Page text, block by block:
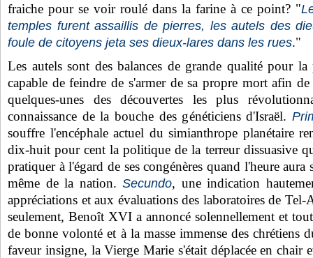
fraiche pour se voir roulé dans la farine à ce point? "
temples furent assaillis de pierres, les autels des
foule de citoyens jeta ses dieux-lares dans les rues."
Les autels sont des balances de grande qualité pour la
capable de feindre de s'armer de sa propre mort afin
quelques-unes des découvertes les plus
connaissance de la bouche des généticiens d'Israël.
souffre l'encéphale actuel du simianthrope planétaire
dix-huit pour cent la politique de la terreur dissuasive
pratiquer à l'égard de ses congénères quand l'heure aura
même de la nation. Secundo, une indication
appréciations et aux évaluations des laboratoires de
seulement, Benoît XVI a annoncé solennellement et
de bonne volonté et à la masse immense des chrétiens
faveur insigne, la Vierge Marie s'était déplacée en chair